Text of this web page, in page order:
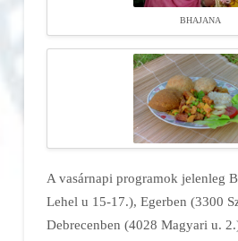
BHAJANA
A vasárnapi programok jelenleg
Lehel u 15-17.), Egerben (3300
Debrecenben (4028 Magyari u.